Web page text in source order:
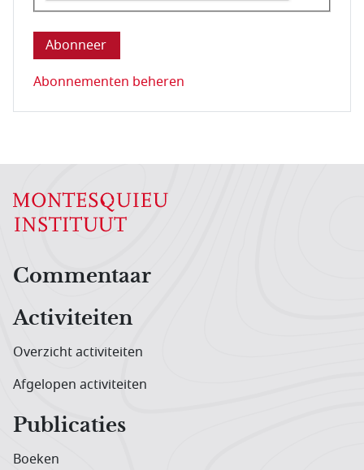
Deze vraag is om te controleren dat u een mens
Abonnementen beheren
Hoofdnavigatiemenu
Commentaar
Activiteiten
Overzicht activiteiten
Afgelopen activiteiten
Publicaties
Boeken